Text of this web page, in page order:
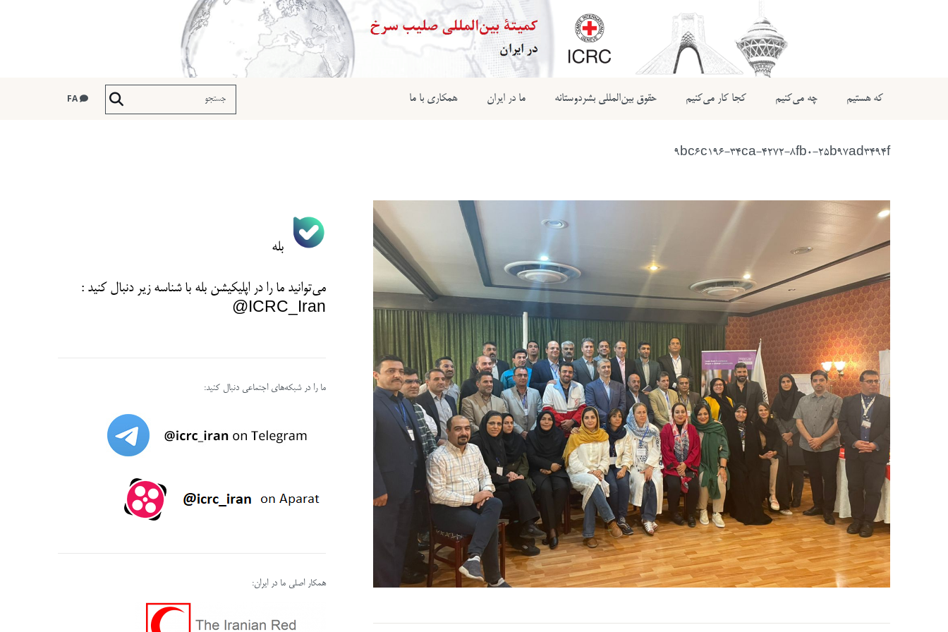
که هستیم چه می‌کنیم کجا کار می‌کنیم حقوق بین‌المللی بشردوستانه ما در ایران همکاری با ما
9bc6c196-34ca-4272-8fb0-25b97ad3494f
بله
می‌توانید ما را در اپلیکیشن بله با شناسه زیردنبال کنید :
ICRC_Iran@
ما را در شبکه‌های اجتماعی دنبال کنید:
همکار اصلی ما در ایران: